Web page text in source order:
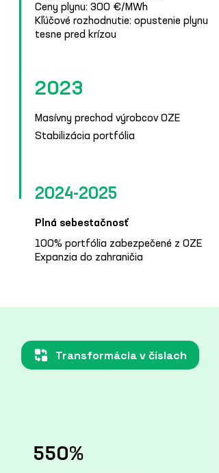
Ceny plynu: 300 €/MWh
Kľúčové rozhodnutie: opustenie plynu
tesne pred krízou
2023
Masívny prechod výrobcov OZE
Stabilizácia portfólia
2024-2025
Plná sebestačnosť
100% portfólia zabezpečené z OZE
Expanzia do zahraničia
Transformácia v číslach
550%